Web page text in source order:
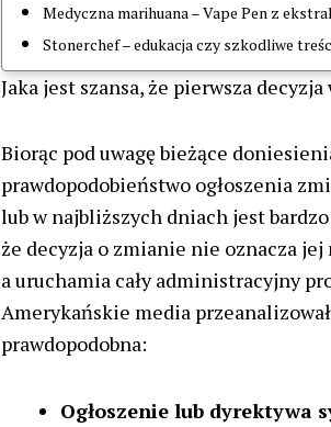
Medyczna marihuana – Vape Pen z
Stonerchef – edukacja czy szkodliwe
Jaka jest szansa, że pierwsza
Biorąc pod uwagę bieżące
prawdopodobieństwo ogłoszenia
lub w najbliższych dniach jest
że decyzja o zmianie nie oznacza
a uruchamia cały administracyjny
Amerykańskie media
prawdopodobna:
Ogłoszenie lub dyrektywa